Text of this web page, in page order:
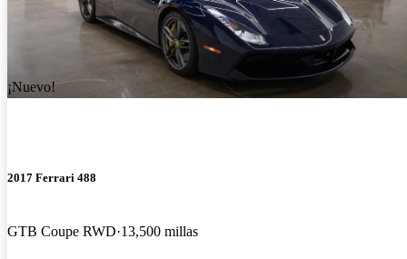
¡Nuevo!
2017 Ferrari 488
GTB Coupe RWD 13,500 millas